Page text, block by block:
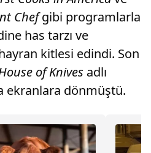
Chefgibi programlarla
has tarzı ve
kitlesi edindi. Son
of Knives adlı
ekranlara dönmüştü.